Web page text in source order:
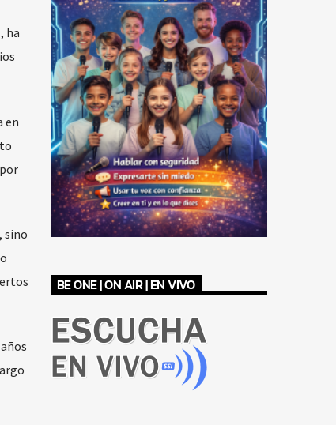
ha
en
sino
BE ONE | ON AIR | EN VIVO